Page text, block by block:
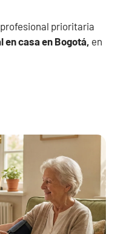
prioritaria
en casa en Bogotá, en